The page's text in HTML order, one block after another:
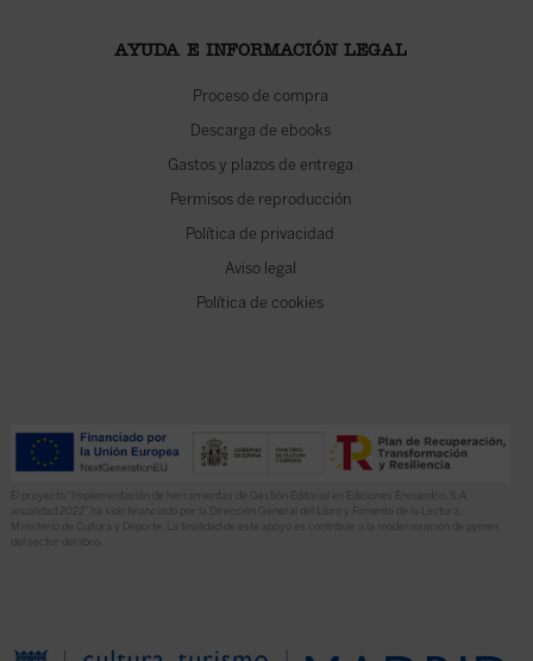
AYUDA E INFORMACIÓN LEGAL
Proceso de compra
Descarga de ebooks
Gastos y plazos de entrega
Permisos de reproducción
Política de privacidad
Aviso legal
Política de cookies
El proyecto “Implementación de herramientas de Gestión Editorial en Ediciones Encuentro, S.A.
anualidad 2022” ha sido financiado por la Dirección General del Libro y Fomento de la Lectura,
Ministerio de Cultura y Deporte. La finalidad de este apoyo es contribuir a la modernización de pymes
del sector del libro.